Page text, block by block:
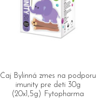
Čaj Bylinná zmes na podporu
imunity pre deti 30g
(20x1,5g) Fytopharma